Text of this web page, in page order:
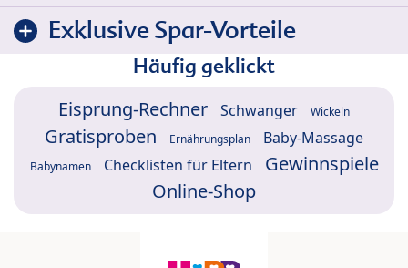
Exklusive Spar-Vorteile
Häufig geklickt
Eisprung-Rechner Schwanger Wickeln
Gratisproben Ernährungsplan Baby-Massage
Babynamen Checklisten für Eltern
Gewinnspiele
Online-Shop